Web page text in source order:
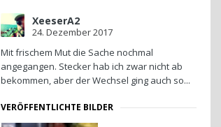
XeeserA2
24. Dezember 2017
Mit frischem Mut die Sache nochmal
angegangen. Stecker hab ich zwar nicht ab
bekommen, aber der Wechsel ging auch so...
VERÖFFENTLICHTE BILDER